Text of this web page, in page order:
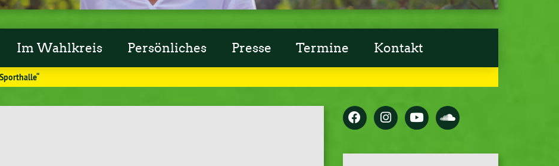
Im Wahlkreis Persönliches Presse Termine Kontakt